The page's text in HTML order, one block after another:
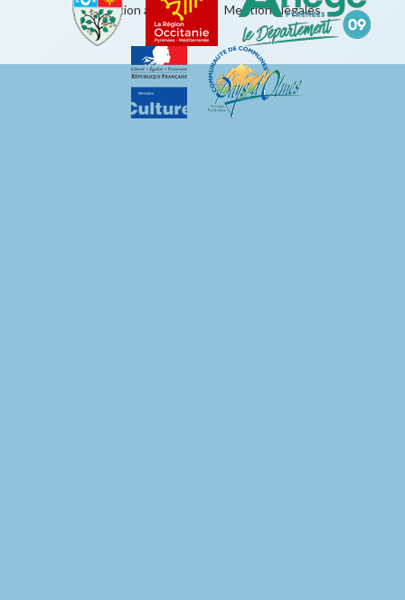
Éducation artistique Mentions légales